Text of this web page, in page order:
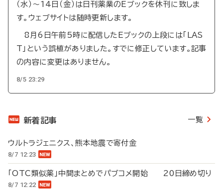
（水）～14日（金）は日刊薬業のEブックを休刊に致しま
す。ウェブサイトは随時更新します。
8月6日午前5時に配信したEブックの上段には「LAS
T」という誤植がありました。すでに修正しています。記事
の内容に変更はありません。
8/5 23:29
新着記事 一覧
ウルトラジェニクス、熊本地震で寄付金
8/7 12:23
「OTC類似薬」中間まとめでパブコメ開始 20日締め切り
8/7 12:22